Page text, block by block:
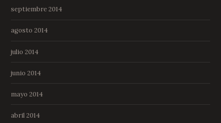
septiembre 2014
agosto 2014
julio 2014
junio 2014
mayo 2014
abril 2014